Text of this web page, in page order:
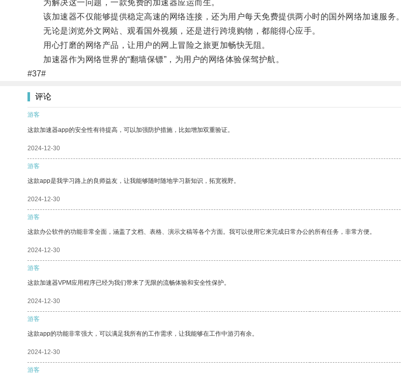
为解决这一问题，一款免费的加速器应运而生。
该加速器不仅能够提供稳定高速的网络连接，还为用户每天免费提供两小时的国外网络加速服务。
无论是浏览外文网站、观看国外视频，还是进行跨境购物，都能得心应手。
用心打磨的网络产品，让用户的网上冒险之旅更加畅快无阻。
加速器作为网络世界的“翻墙保镖”，为用户的网络体验保驾护航。
#37#
评论
游客
这款加速器app的安全性有待提高，可以加强防护措施，比如增加双重验证。
2024-12-30
游客
这款app是我学习路上的良师益友，让我能够随时随地学习新知识，拓宽视野。
2024-12-30
游客
这款办公软件的功能非常全面，涵盖了文档、表格、演示文稿等各个方面。我可以使用它来完成日常办公的所有任务，非常方便。
2024-12-30
游客
这款加速器VPM应用程序已经为我们带来了无限的流畅体验和安全性保护。
2024-12-30
游客
这款app的功能非常强大，可以满足我所有的工作需求，让我能够在工作中游刃有余。
2024-12-30
游客